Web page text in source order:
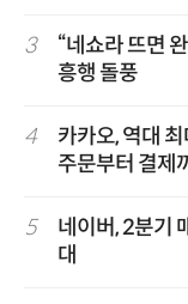
3
“네쇼라 뜨면
흥행 돌풍
4
카카오, 역대
주문부터 결제
5
네이버, 2분기
대